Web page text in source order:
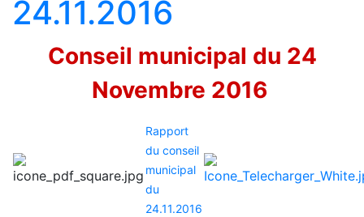
24.11.2016
Conseil municipal du 24
Novembre 2016
Rapport
du conseil
municipal
du
24.11.2016